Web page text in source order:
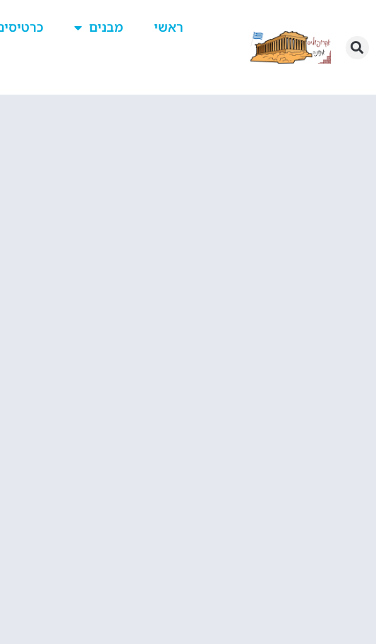
ראשי מבנים